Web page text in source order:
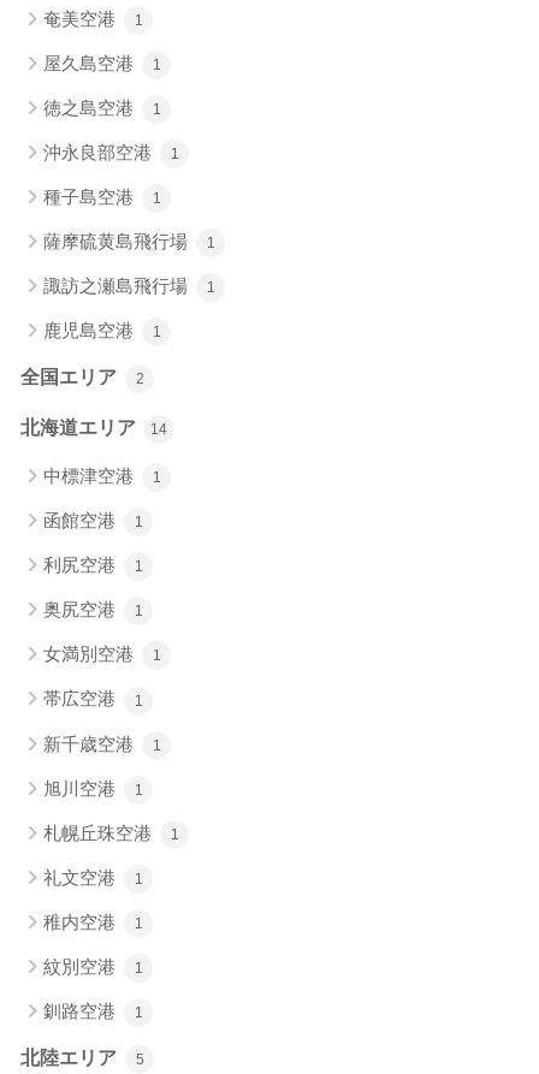
奄美空港 1
屋久島空港 1
徳之島空港 1
沖永良部空港 1
種子島空港 1
薩摩硫黄島飛行場 1
諏訪之瀬島飛行場 1
鹿児島空港 1
全国エリア 2
北海道エリア 14
中標津空港 1
函館空港 1
利尻空港 1
奥尻空港 1
女満別空港 1
帯広空港 1
新千歳空港 1
旭川空港 1
札幌丘珠空港 1
礼文空港 1
稚内空港 1
紋別空港 1
釧路空港 1
北陸エリア 5